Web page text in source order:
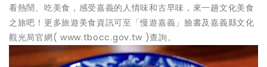
看熱鬧、吃美食，感受嘉義的人情味和古早味，來一趟文化美食
之旅吧！更多旅遊美食資訊可至「慢遊嘉義」臉書及嘉義縣文化
觀光局官網( www.tbocc.gov.tw )查詢。